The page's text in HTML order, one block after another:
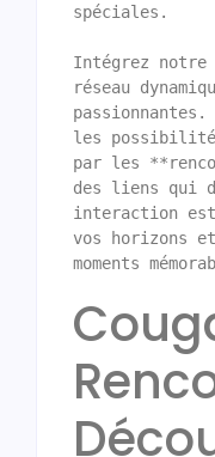
spéciales.
Intégrez notre
réseau
les
par les
des liens qui
interaction
vos horizons
moments